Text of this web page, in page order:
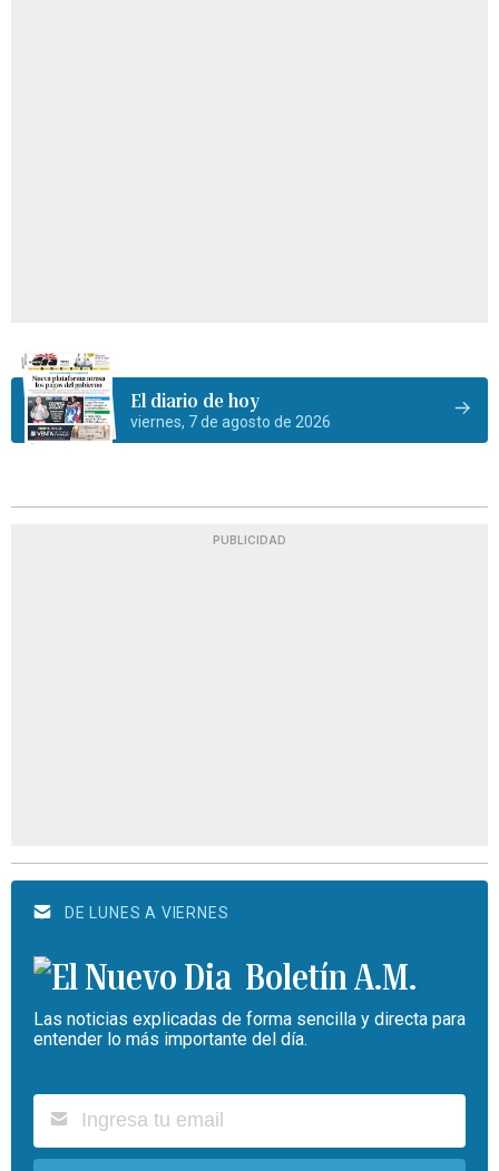
El diario de hoy
viernes, 7 de agosto de 2026
PUBLICIDAD
DE LUNES A VIERNES
Boletín A.M.
Las noticias explicadas de forma sencilla y directa para
entender lo más importante del día.